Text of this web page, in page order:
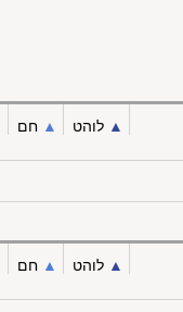
▲︎ לוהט ▲︎ חם
▲︎ לוהט ▲︎ חם